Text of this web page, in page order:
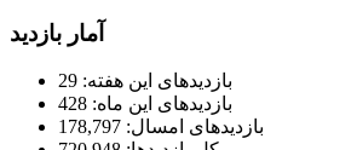
آمار بازدید
بازدیدهای این هفته: 29
بازدیدهای این ماه: 428
بازدیدهای امسال: 178,797